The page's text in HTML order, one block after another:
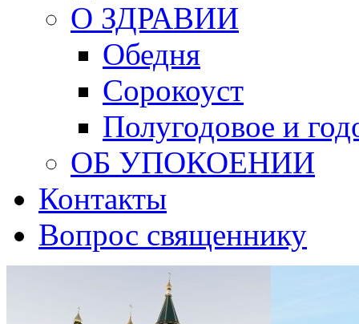
О ЗДРАВИИ
Обедня
Сорокоуст
Полугодовое и
ОБ УПОКОЕНИИ
Контакты
Вопрос священнику